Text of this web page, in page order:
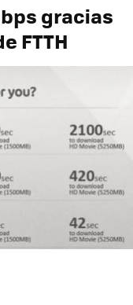
gracias
FTTH